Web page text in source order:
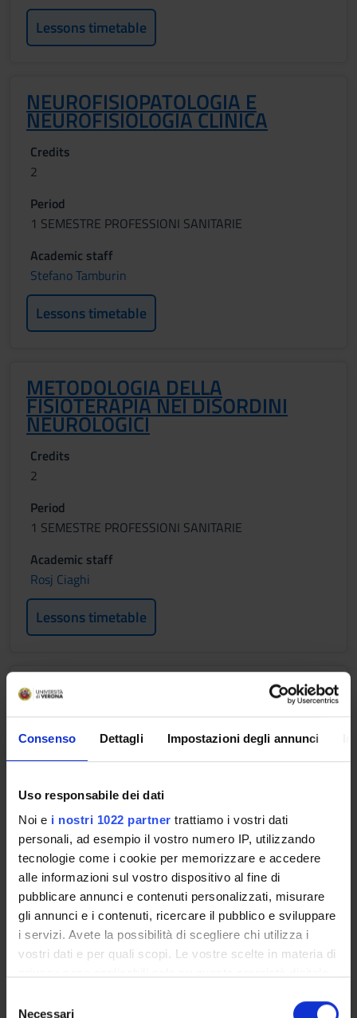
Consenso Dettagli Impostazioni degli annunci
Uso responsabile dei dati
Noi e i nostri 1022 partner trattiamo i vostri dati
personali, ad esempio il vostro numero IP, utilizzando
tecnologie come i cookie per memorizzare e accedere
alle informazioni sul vostro dispositivo al fine di
pubblicare annunci e contenuti personalizzati, misurare
gli annunci e i contenuti, ricercare il pubblico e sviluppare
i servizi. Avete la possibilità di scegliere chi utilizza i
vostri dati e per quali scopi. Le vostre scelte in materia di
modificare o revocare il proprio consenso in qualsiasi
Necessari
Lessons timetable
NEUROFISIOPATOLOGIA E
NEUROFISIOLOGIA CLINICA
Credits
2
Period
1 SEMESTRE PROFESSIONI SANITARIE
Academic staff
Stefano Tamburin
Lessons timetable
METODOLOGIA DELLA
FISIOTERAPIA NEI DISORDINI
NEUROLOGICI
Credits
2
Period
1 SEMESTRE PROFESSIONI SANITARIE
Academic staff
Rosj Ciaghi
Lessons timetable
FISIOTERAPIA NELLE DISABILITA'
CRONICHE E PROMOZIONE DELLA
SALUTE ATTRAVERSO IL
MOVIMENTO
1
Period
1 SEMESTRE PROFESSIONI SANITARIE
Academic staff
Elisa Moscon
Lessons timetable